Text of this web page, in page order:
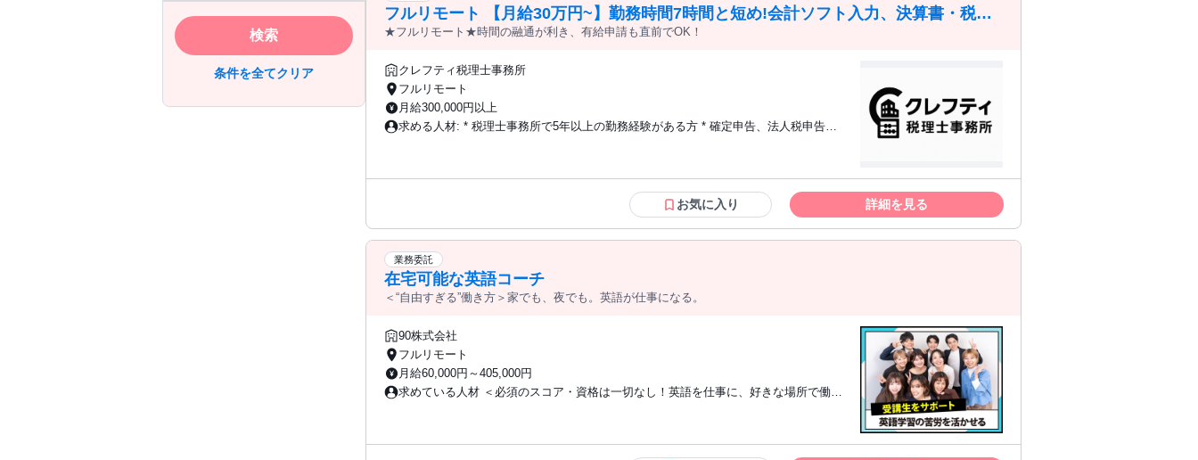
検索
条件を全てクリア
験 ・リモートワーク・業務委託での就業経験
フルリモート 【月給30万円~】勤務時間7時間と短め!会計ソフト入力、決算書・税務
申告書作成、将来的に決算説明も
★フルリモート★時間の融通が利き、有給申請も直前でOK！
クレフティ税理士事務所
フルリモート
月給300,000円以上
求める人材: * 税理士事務所で5年以上の勤務経験がある方 * 確定申告、法人税申告、
ター
お気に入り 詳細を見る
業務委託
在宅可能な英語コーチ
＜“自由すぎる”働き方＞家でも、夜でも。英語が仕事になる。
90株式会社
フルリモート
月給60,000円～405,000円
求めている人材 ＜必須のスコア・資格は一切なし！英語を仕事に、好きな場所で働き
以上 ※スコアの提出は必須ではありません。英語力は選考時に確認させていただきま